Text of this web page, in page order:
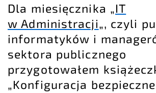
Dla miesięcznika „IT
w Administracji„, czyli
informatyków i
sektora publicznego
przygotowałem
„Konfiguracja